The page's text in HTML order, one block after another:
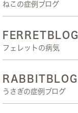
ねこの症例ブログ
FERRETBLOG
フェレットの病気
RABBITBLOG
うさぎの症例ブログ